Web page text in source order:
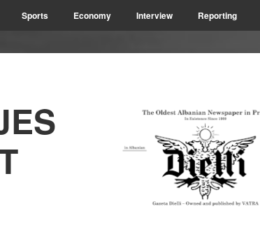
Sports Economy Interview Reporting